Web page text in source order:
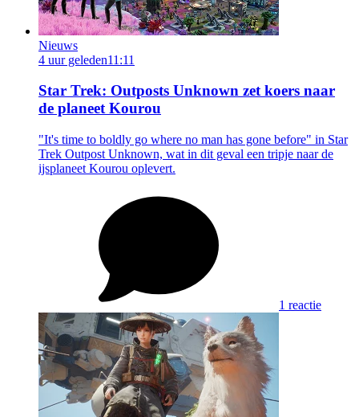
Nieuws
4 uur geleden11:11
Star Trek: Outposts Unknown zet koers naar
de planeet Kourou
"It's time to boldly go where no man has gone before" in Star
Trek Outpost Unknown, wat in dit geval een tripje naar de
ijsplaneet Kourou oplevert.
1 reactie